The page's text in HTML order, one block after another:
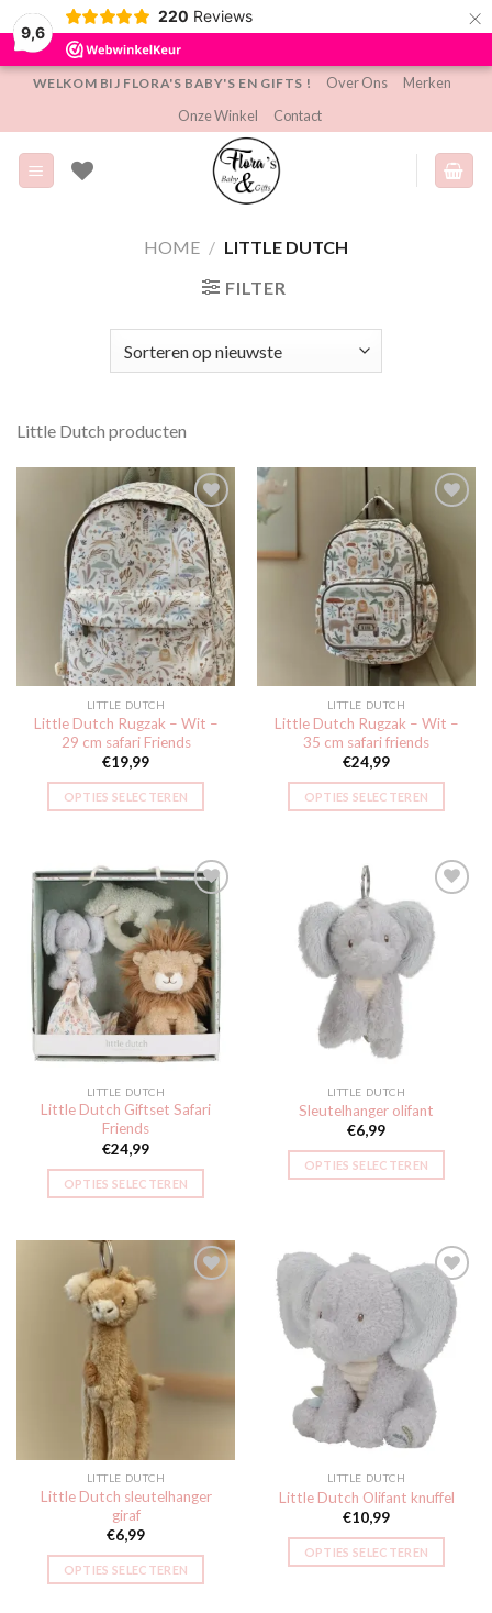
9,6
220 Reviews ×
inhoud
WELKOM BIJ FLORA'S BABY'S EN GIFTS ! Over Ons
Merken
Onze Winkel
Contact
HOME / LITTLE DUTCH
FILTER
Little Dutch producten
Toevoegen
aan
verlanglijst
LITTLE DUTCH
Little Dutch Rugzak – Wit –
29 cm safari Friends
€19,99
OPTIES SELECTEREN
Toevoegen
aan
verlanglijst
LITTLE DUTCH
Little Dutch Rugzak – Wit –
35 cm safari friends
€24,99
OPTIES SELECTEREN
Toevoegen
aan
verlanglijst
LITTLE DUTCH
Little Dutch Giftset Safari
Friends
€24,99
OPTIES SELECTEREN
Toevoegen
aan
verlanglijst
LITTLE DUTCH
Sleutelhanger olifant
€6,99
OPTIES SELECTEREN
LITTLE DUTCH
Little Dutch sleutelhanger
giraf
€6,99
OPTIES SELECTEREN
Toevoegen
aan
verlanglijst
LITTLE DUTCH
Little Dutch Olifant knuffel
€10,99
OPTIES SELECTEREN